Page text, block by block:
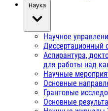
Наука
Научное
Диссертационный
Аспирантура,
для работы над
Научные
Основные
Грантовые
Основные